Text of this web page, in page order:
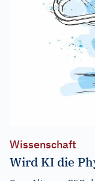
Wissenschaft
Wird KI die